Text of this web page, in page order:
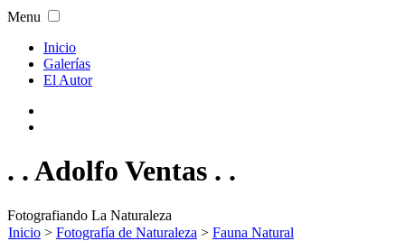
Menu
Inicio
Galerías
El Autor
. . Adolfo Ventas . .
Fotografiando La Naturaleza
Inicio > Fotografía de Naturaleza > Fauna Natural